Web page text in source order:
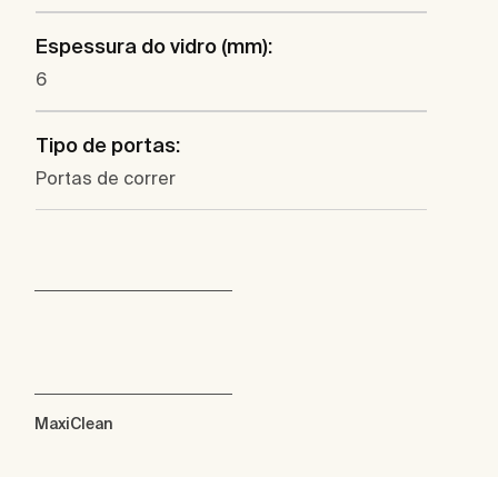
Espessura do vidro (mm):
6
Tipo de portas:
Portas de correr
MaxiClean